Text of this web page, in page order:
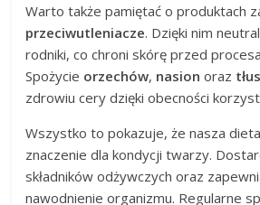
Warto także pamiętać o produktach
przeciwutleniacze. Dzięki nim
rodniki, co chroni skórę przed
Spożycie orzechów, nasion oraz
zdrowiu cery dzięki obecności
Wszystko to pokazuje, że nasza
znaczenie dla kondycji twarzy.
składników odżywczych oraz
nawodnienie organizmu. Regularne